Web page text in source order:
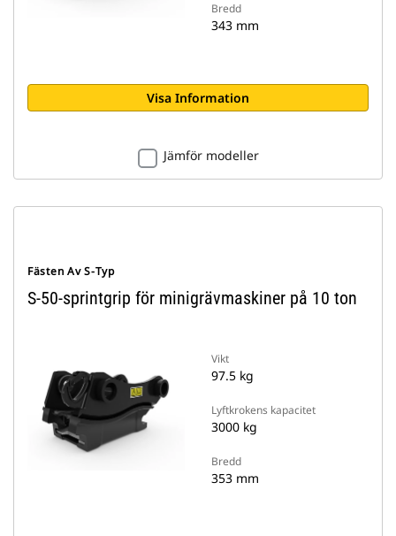
Bredd
343 mm
Visa Information
Jämför modeller
Fästen Av S-Typ
S-50-sprintgrip för minigrävmaskiner på 10 ton
Vikt
97.5 kg
Lyftkrokens kapacitet
3000 kg
Bredd
353 mm